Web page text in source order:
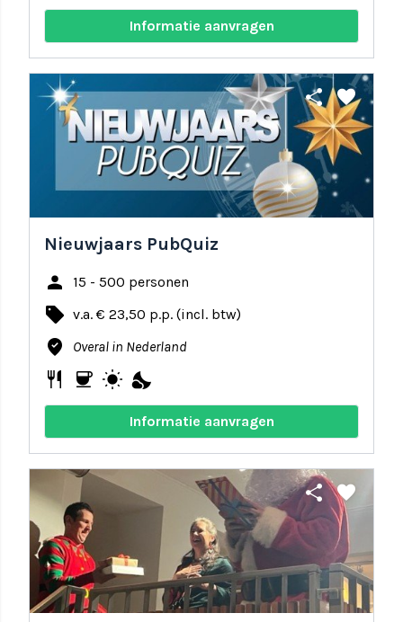
Informatie aanvragen
share favorite
Nieuwjaars PubQuiz
person 15 - 500 personen
local_offer v.a. € 23,50 p.p. (incl. btw)
where_to_vote Overal in Nederland
restaurant coffee wb_sunny nights_stay
Informatie aanvragen
share favorite